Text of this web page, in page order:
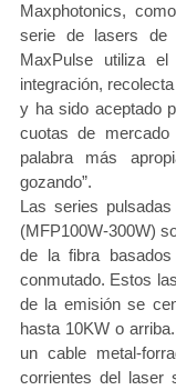
Maxphotonics,
serie de lasers de
MaxPulse utiliza
integración,
y ha sido aceptado
cuotas de
palabra más
gozando”.
Las series
(MFP100W-300W)
de la fibra
conmutado. Estos
de la emisión se
hasta 10KW o
un cable metal-
corrientes del laser